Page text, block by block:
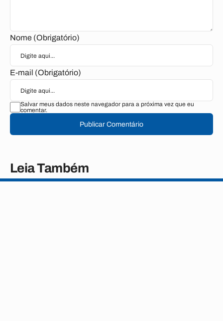
Nome (Obrigatório)
E-mail (Obrigatório)
Salvar meus dados neste navegador para a próxima vez que eu
comentar.
Publicar Comentário
Leia Também